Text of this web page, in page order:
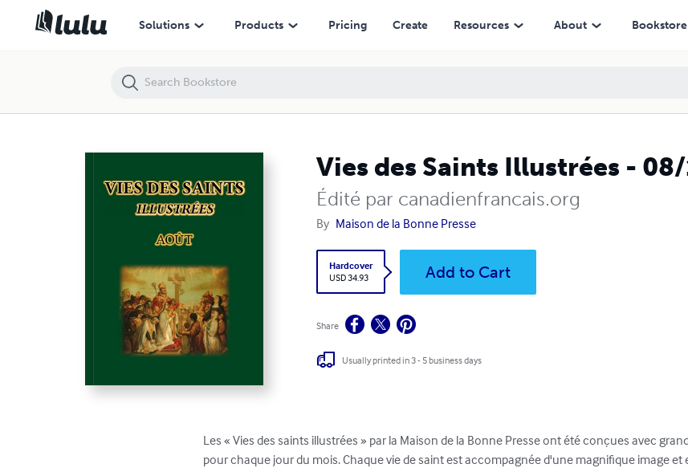
Solutions Products Pricing Create Resources About Bookstore
Vies des Saints Illustrées -
Édité par canadienfrancais.org
By Maison de la Bonne Presse
Hardcover
USD 34.93
Add to Cart
Share
Usually printed in 3 - 5 business days
Les « Vies des saints illustrées » par la Maison de la Bonne Presse ont été conçues avec
pour chaque jour du mois. Chaque vie de saint est accompagnée d'une magnifique image
Vies des Saints Illustrées - 08/12 Août